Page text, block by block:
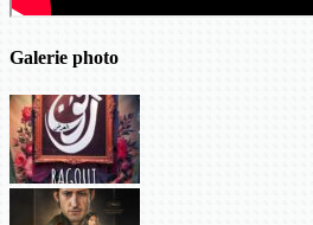
Galerie photo